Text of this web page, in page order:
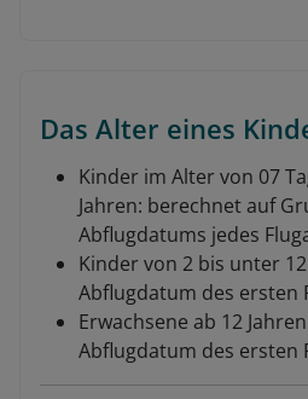
Das Alter eines
Kinder im Alter von 07
Jahren: berechnet auf
Abflugdatums jedes
Kinder von 2 bis unter
Abflugdatum des ersten
Erwachsene ab 12
Abflugdatum des ersten